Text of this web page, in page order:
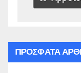
ΠΡΌΣΦΑΤΑ